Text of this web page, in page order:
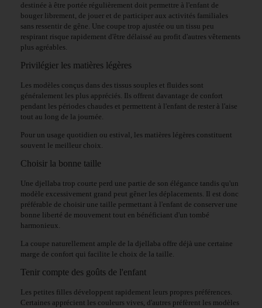
destinée à être portée régulièrement doit permettre à l'enfant de
bouger librement, de jouer et de participer aux activités familiales
sans ressentir de gêne. Une coupe trop ajustée ou un tissu peu
respirant risque rapidement d'être délaissé au profit d'autres vêtements
plus agréables.
Privilégier les matières légères
Les modèles conçus dans des tissus souples et fluides sont
généralement les plus appréciés. Ils offrent davantage de confort
pendant les périodes chaudes et permettent à l'enfant de rester à l'aise
tout au long de la journée.
Pour un usage quotidien ou estival, les matières légères constituent
souvent le meilleur choix.
Choisir la bonne taille
Une djellaba trop courte perd une partie de son élégance tandis qu'un
modèle excessivement grand peut gêner les déplacements. Il est donc
préférable de choisir une taille permettant à l'enfant de conserver une
bonne liberté de mouvement tout en bénéficiant d'un tombé
harmonieux.
La coupe naturellement ample de la djellaba offre déjà une certaine
marge de confort qui facilite le choix de la taille.
Tenir compte des goûts de l'enfant
Les petites filles développent rapidement leurs propres préférences.
Certaines apprécient les couleurs vives, d'autres préfèrent les modèles